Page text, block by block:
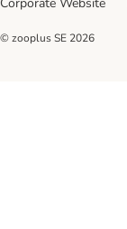
© zooplus SE 2026